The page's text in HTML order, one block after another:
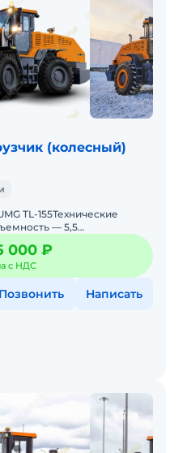
(колесный)
TL-155Технические
— 5,5
16,5 т.Двигатель —
000 ₽
с НДС
Позвонить Написать